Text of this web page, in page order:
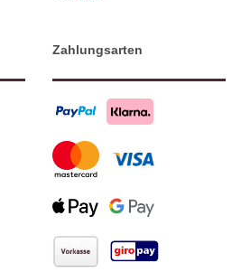
Zahlungsarten